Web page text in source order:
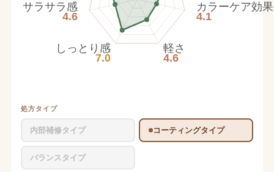
カラーケア効果
4.1
軽さ
4.6
しっとり感
7.0
サラサラ感
4.6
処方タイプ
内部補修タイプ コーティングタイプ
バランスタイプ